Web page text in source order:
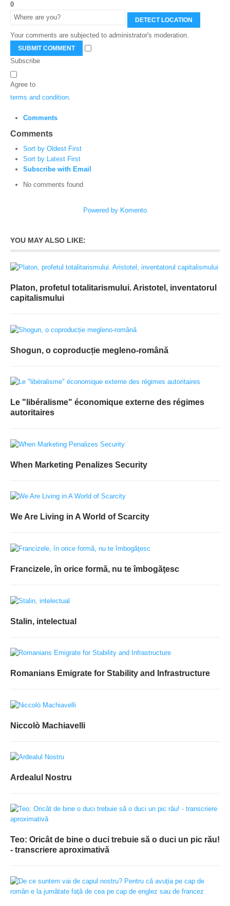
0
DETECT LOCATION
Your comments are subjected to administrator's moderation.
SUBMIT COMMENT
Subscribe
Agree to
terms and condition
Comments
Comments
Sort by Oldest First
Sort by Latest First
Subscribe with Email
No comments found
Powered by Komento
YOU MAY ALSO LIKE:
Platon, profetul totalitarismului. Aristotel, inventatorul
capitalismului
Shogun, o coproducție megleno-română
Le "libéralisme" économique externe des régimes
autoritaires
When Marketing Penalizes Security
We Are Living in A World of Scarcity
Francizele, în orice formă, nu te îmbogăţesc
Stalin, intelectual
Romanians Emigrate for Stability and Infrastructure
Niccolò Machiavelli
Ardealul Nostru
Teo: Oricât de bine o duci trebuie să o duci un pic rău!
- transcriere aproximativă